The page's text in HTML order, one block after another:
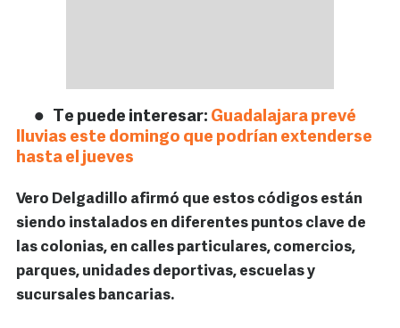
Te puede interesar: Guadalajara prevé
lluvias este domingo que podrían extenderse
hasta el jueves
Vero Delgadillo afirmó que estos códigos están
siendo instalados en diferentes puntos clave de
las colonias, en calles particulares, comercios,
parques, unidades deportivas, escuelas y
sucursales bancarias.